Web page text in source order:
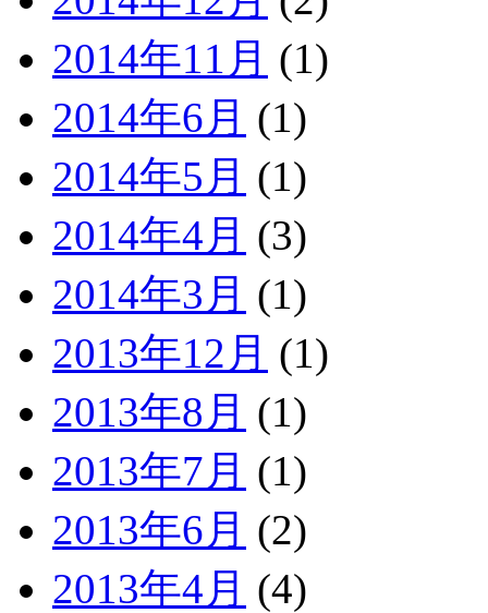
2014年11月 (1)
2014年6月 (1)
2014年5月 (1)
2014年4月 (3)
2014年3月 (1)
2013年12月 (1)
2013年8月 (1)
2013年7月 (1)
2013年6月 (2)
2013年4月 (4)